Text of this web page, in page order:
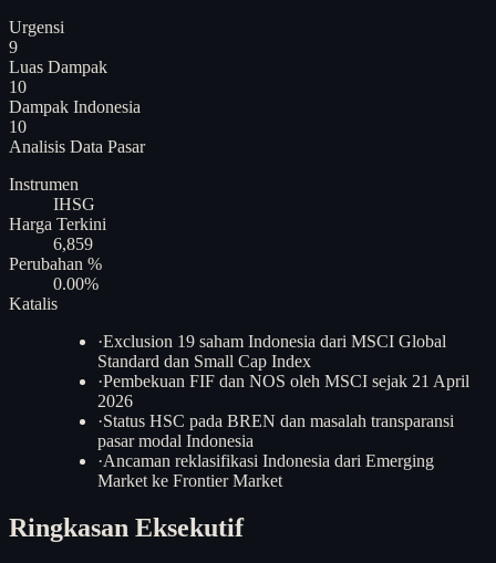
Urgensi
9
Luas Dampak
10
Dampak Indonesia
10
Analisis Data Pasar
Instrumen
IHSG
Harga Terkini
6,859
Perubahan %
0.00%
Katalis
·Exclusion 19 saham Indonesia dari MSCI Global
Standard dan Small Cap Index
·Pembekuan FIF dan NOS oleh MSCI sejak 21 April
2026
·Status HSC pada BREN dan masalah transparansi
pasar modal Indonesia
·Ancaman reklasifikasi Indonesia dari Emerging
Market ke Frontier Market
Ringkasan Eksekutif